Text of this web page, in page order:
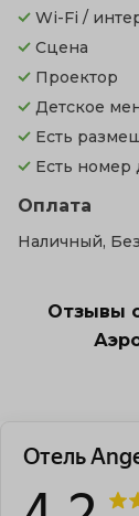
Wi-Fi /
Сцена
Проектор
Детское
Есть
Есть номер
Оплата
Наличный,
Отзывы